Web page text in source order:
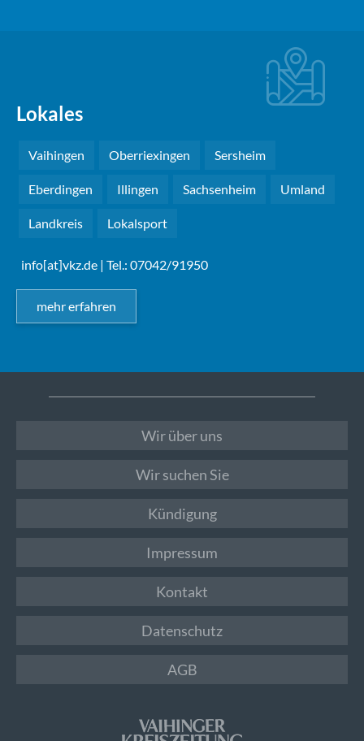
Lokales
Vaihingen Oberriexingen Sersheim
Eberdingen Illingen Sachsenheim Umland
Landkreis Lokalsport
info[at]vkz.de | Tel.: 07042/91950
mehr erfahren
Wir über uns
Wir suchen Sie
Kündigung
Impressum
Kontakt
Datenschutz
AGB